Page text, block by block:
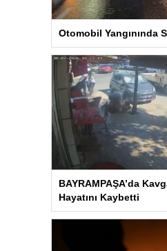
Otomobil Yangınında
BAYRAMPAŞA’da
Hayatını Kaybetti